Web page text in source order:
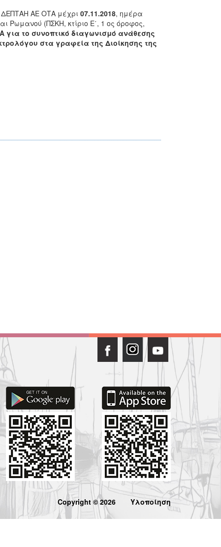
ΑΕ ΟΤΑ μέχρι 07.11.2018, ημέρα
Ρωμανού (ΠΣΚΗ, κτίριο Ε΄, 1 ος όροφος,
για το συνοπτικό διαγωνισμό ανάθεσης
στα γραφεία της Διοίκησης της
Copyright © 2026 Υλοποίηση